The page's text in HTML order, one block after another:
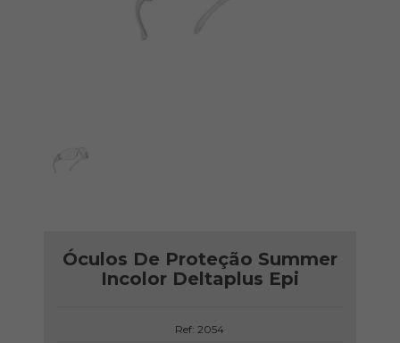
Óculos De Proteção Summer
Incolor Deltaplus Epi
Ref: 2054